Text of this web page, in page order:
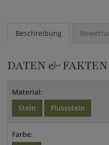
Beschreibung
DATEN & FAKTEN
Material:
Stein
Flussstein
Farbe: